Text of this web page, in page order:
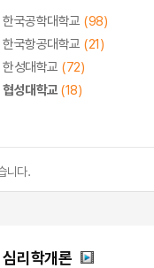
한국공학대학교 (98)
한국항공대학교 (21)
한성대학교 (72)
협성대학교(18)
니다.
심리학개론